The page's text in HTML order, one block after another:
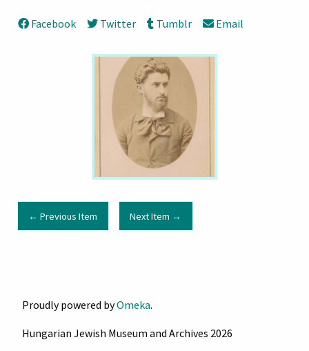
Facebook Twitter Tumblr Email
← Previous Item Next Item →
Proudly powered byOmeka.
Hungarian Jewish Museum and Archives 2026